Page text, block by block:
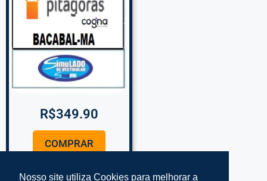
R$349.90
COMPRAR
Nosso site utiliza Cookies para melhorar a